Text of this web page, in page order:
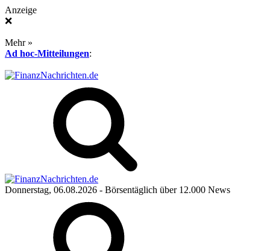
Anzeige
❌
Mehr »
Ad hoc-Mitteilungen:
Donnerstag, 06.08.2026 - Börsentäglich über 12.000 News